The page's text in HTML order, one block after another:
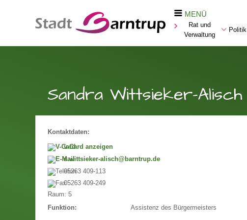
MENÜ
Rat und
Verwaltung
Politik
Sandra Wittsieker-Alisch
Kontaktdaten:
v-Card anzeigen
s.wittsieker-alisch@barntrup.de
05263 409-113
05263 409-249
Raum: 5
Funktion:
Assistenz des Bürgermeisters